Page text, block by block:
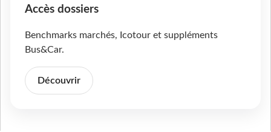
Accès dossiers
Benchmarks marchés, Icotour et suppléments
Bus&Car.
Découvrir